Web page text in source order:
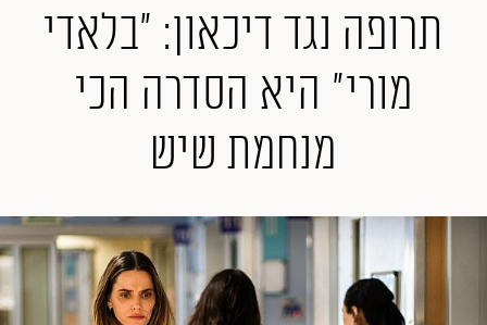
אופנה
ביוטי
סלבס
ערוצים נוספים
המגזין
תרופה נגד דיכאון: "בלאדי
מורי" היא הסדרה הכי
מנחמת שיש